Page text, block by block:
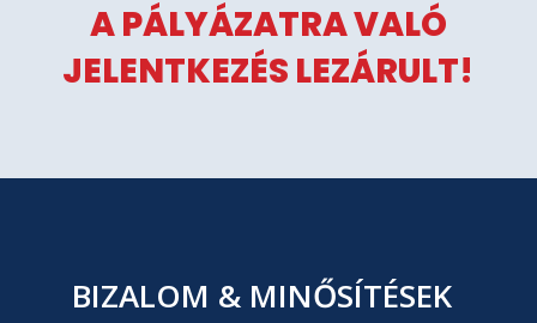
A PÁLYÁZATRA VALÓ
JELENTKEZÉS LEZÁRULT!
BIZALOM & MINŐSÍTÉSEK